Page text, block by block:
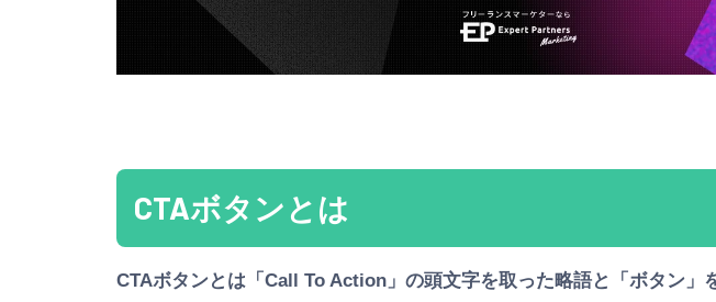
CTAボタンとは
CTAボタンとは「Call To Action」の頭文字を取った略語と「ボタン」